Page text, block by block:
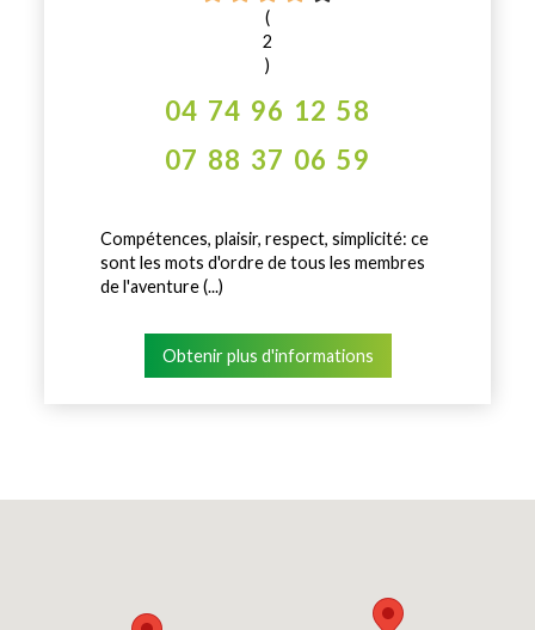
(
2
)
04 74 96 12 58
07 88 37 06 59
Compétences, plaisir, respect, simplicité: ce
sont les mots d'ordre de tous les membres
de l'aventure (...)
Obtenir plus d'informations